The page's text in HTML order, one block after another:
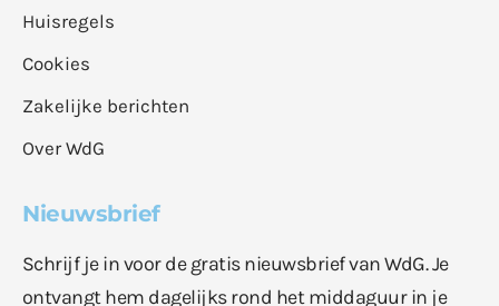
Huisregels
Cookies
Zakelijke berichten
Over WdG
Nieuwsbrief
Schrijf je in voor de gratis nieuwsbrief van WdG. Je
ontvangt hem dagelijks rond het middaguur in je